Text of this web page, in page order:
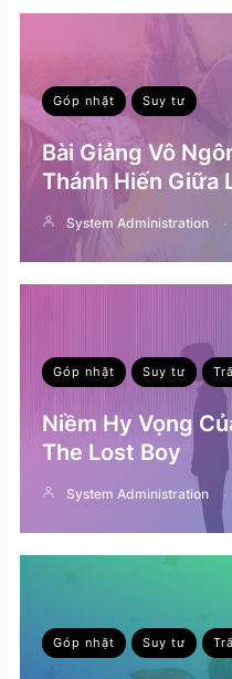
Góp nhặt Suy tư
Bài Giảng Vô
Thánh Hiến Giữa
System Administration
Góp nhặt Suy tư
Niềm Hy Vọng
The Lost Boy
System Administration
Góp nhặt Suy tư